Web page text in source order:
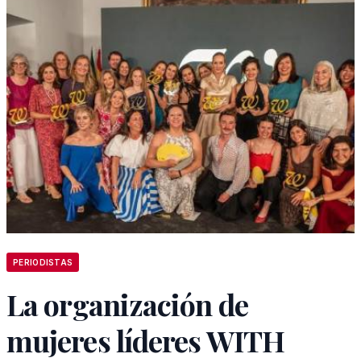
PERIODISTAS
La organización de
mujeres líderes WITH